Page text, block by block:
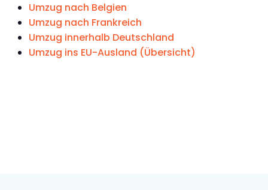
Umzug nach Belgien
Umzug nach Frankreich
Umzug innerhalb Deutschland
Umzug ins EU-Ausland (Übersicht)